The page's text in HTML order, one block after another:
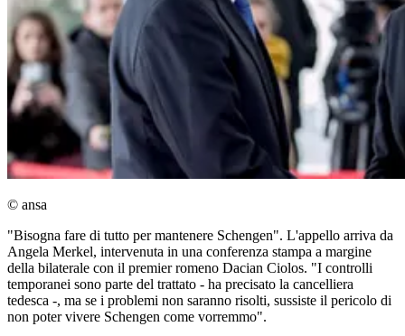
© ansa
"Bisogna fare di tutto per mantenere Schengen". L'appello arriva da
Angela Merkel, intervenuta in una conferenza stampa a margine
della bilaterale con il premier romeno Dacian Ciolos. "I controlli
temporanei sono parte del trattato - ha precisato la cancelliera
tedesca -, ma se i problemi non saranno risolti, sussiste il pericolo di
non poter vivere Schengen come vorremmo".